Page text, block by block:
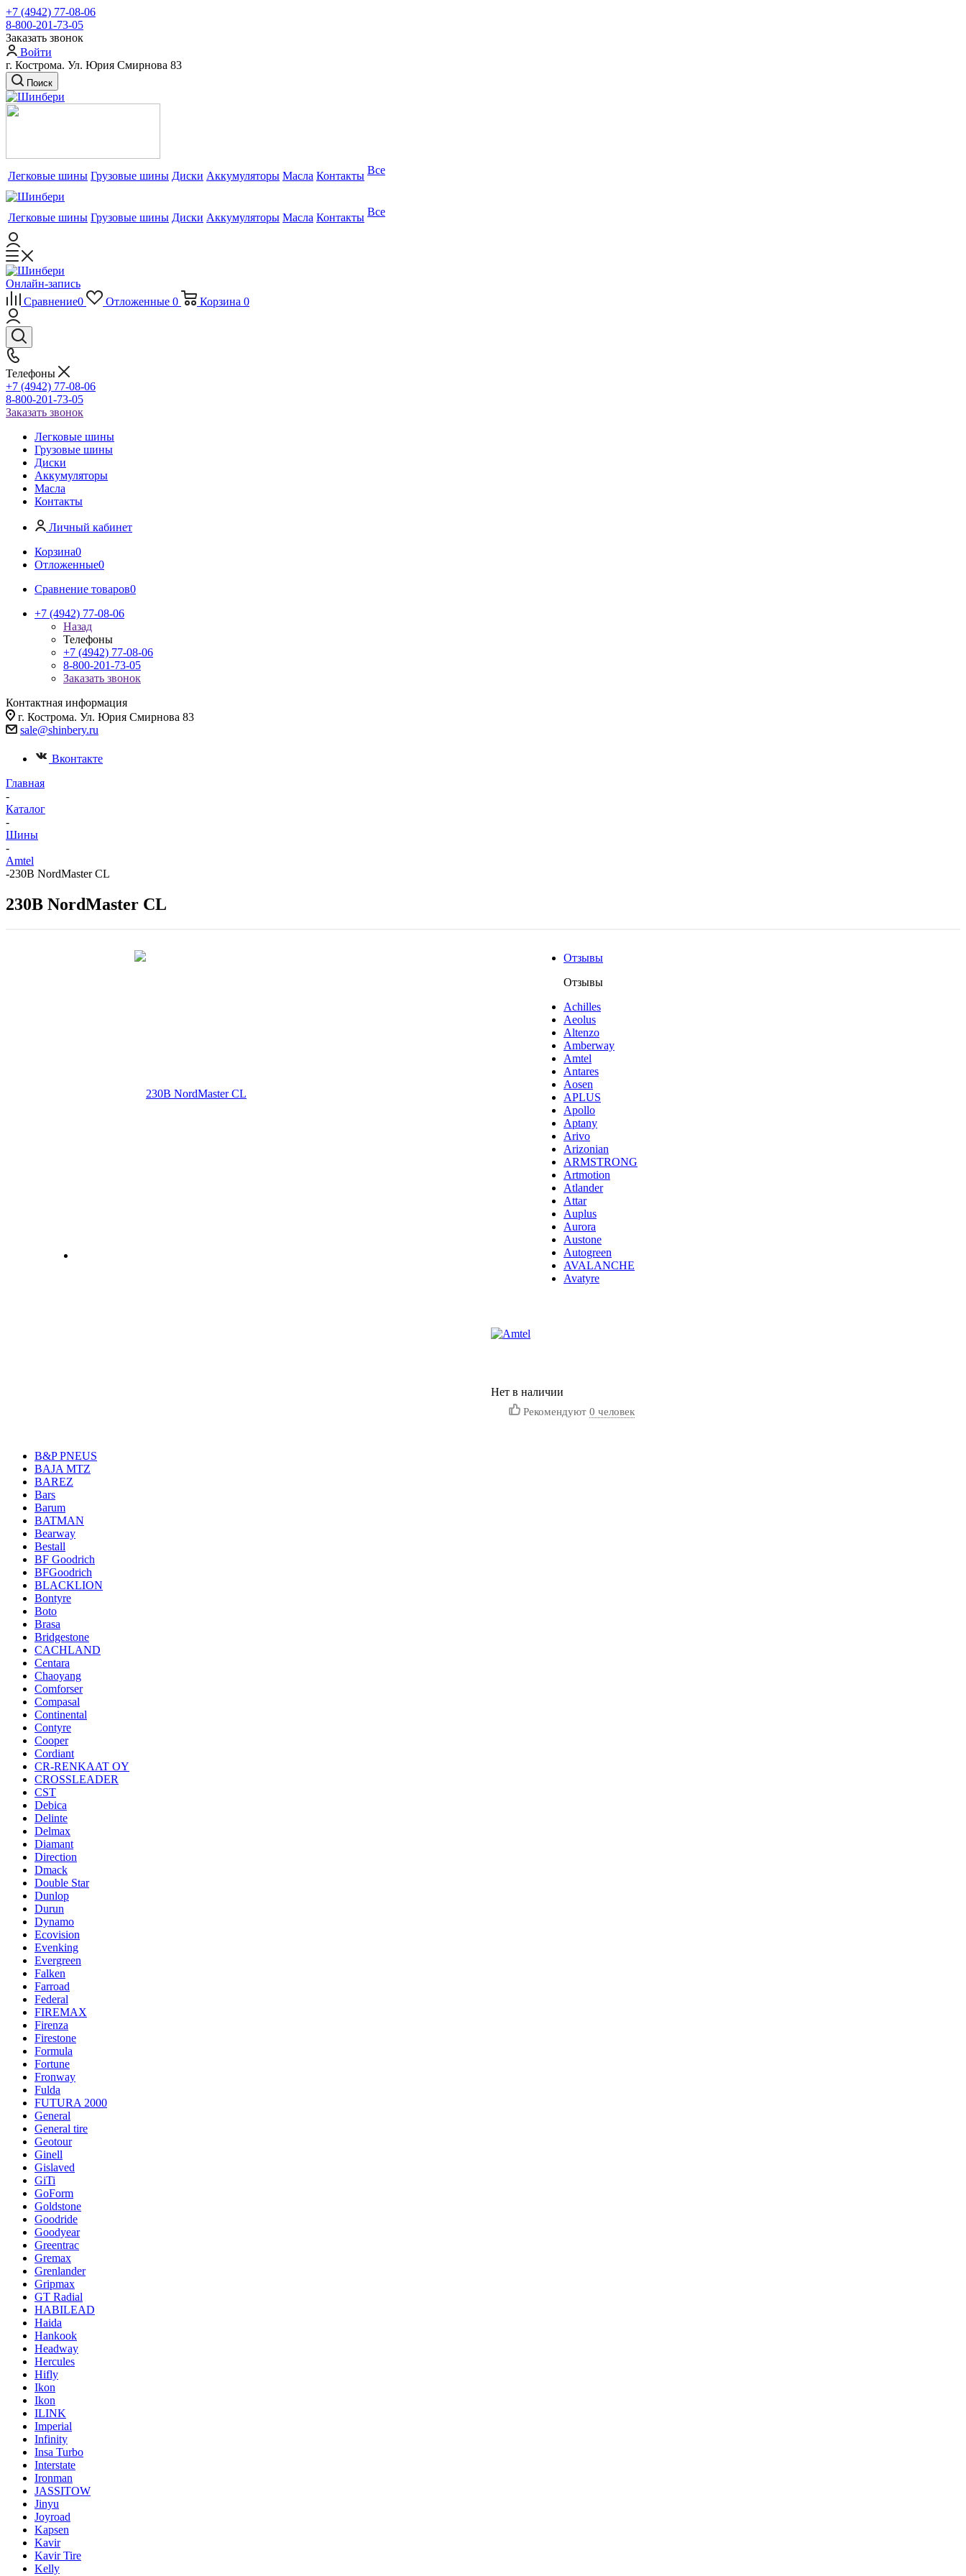
+7 (4942) 77-08-06
8-800-201-73-05
Заказать звонок
Войти
г. Кострома. Ул. Юрия Смирнова 83
Поиск
Легковые шины Грузовые шины Диски Аккумуляторы Масла Контакты Все
Легковые шины Грузовые шины Диски Аккумуляторы Масла Контакты Все
Онлайн-запись
Сравнение0 Отложенные 0 Корзина 0
Телефоны
+7 (4942) 77-08-06
8-800-201-73-05
Заказать звонок
Легковые шины
Грузовые шины
Диски
Аккумуляторы
Масла
Контакты
Личный кабинет
Корзина0
Отложенные0
Сравнение товаров0
+7 (4942) 77-08-06
Назад
Телефоны
+7 (4942) 77-08-06
8-800-201-73-05
Заказать звонок
Контактная информация
г. Кострома. Ул. Юрия Смирнова 83
sale@shinbery.ru
Вконтакте
Главная
-
Каталог
-
Шины
-
Amtel
-230В NordMaster CL
230В NordMaster CL
Нет в наличии
Рекомендуют 0 человек
Отзывы
Отзывы
Achilles
Aeolus
Altenzo
Amberway
Amtel
Antares
Aosen
APLUS
Apollo
Aptany
Arivo
Arizonian
ARMSTRONG
Artmotion
Atlander
Attar
Auplus
Aurora
Austone
Autogreen
AVALANCHE
Avatyre
B&P PNEUS
BAJA MTZ
BAREZ
Bars
Barum
BATMAN
Bearway
Bestall
BF Goodrich
BFGoodrich
BLACKLION
Bontyre
Boto
Brasa
Bridgestone
CACHLAND
Centara
Chaoyang
Comforser
Compasal
Continental
Contyre
Cooper
Cordiant
CR-RENKAAT OY
CROSSLEADER
CST
Debica
Delinte
Delmax
Diamant
Direction
Dmack
Double Star
Dunlop
Durun
Dynamo
Ecovision
Evenking
Evergreen
Falken
Farroad
Federal
FIREMAX
Firenza
Firestone
Formula
Fortune
Fronway
Fulda
FUTURA 2000
General
General tire
Geotour
Ginell
Gislaved
GiTi
GoForm
Goldstone
Goodride
Goodyear
Greentrac
Gremax
Grenlander
Gripmax
GT Radial
HABILEAD
Haida
Hankook
Headway
Hercules
Hifly
Ikon
Ikon
ILINK
Imperial
Infinity
Insa Turbo
Interstate
Ironman
JASSITOW
Jinyu
Joyroad
Kapsen
Kavir
Kavir Tire
Kelly